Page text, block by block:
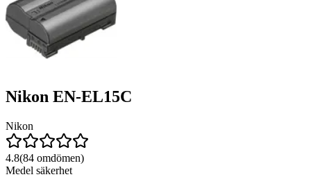
Nikon EN-EL15C
Nikon
4.8(84 omdömen)
Medel säkerhet